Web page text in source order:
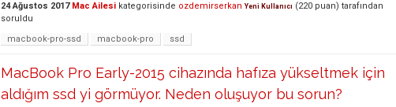
24 Ağustos 2017 Mac Ailesi kategorisinde ozdemirserkan Yeni Kullanıcı (220 puan) tarafından
soruldu
macbook-pro-ssd
macbook-pro ssd
MacBook Pro Early-2015 cihazında hafıza yükseltmek için
aldığım ssd yi görmüyor. Neden oluşuyor bu sorun?